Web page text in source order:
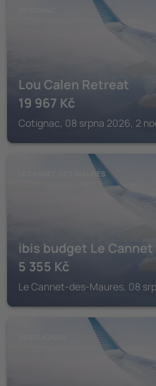
Lou Calen Retreat
19 967 Kč
Cotignac, 08 srpna 2026, 2
LE CANNET-DES-MAURES
ibis budget Le Cannet
5 355 Kč
Le Cannet-des-Maures, 08